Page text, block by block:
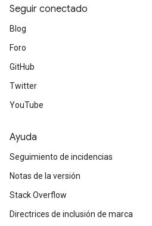
Seguir conectado
Blog
Foro
GitHub
Twitter
YouTube
Ayuda
Seguimiento de incidencias
Notas de la versión
Stack Overflow
Directrices de inclusión de marca